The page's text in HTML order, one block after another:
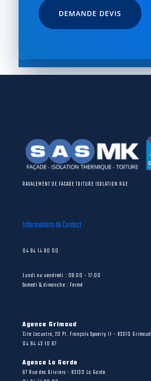
DEMANDE DEVIS
RAVALEMENT DE FACADE TOITURE ISOLATION RGE
Informations de Contact
04 94 14 90 00
Lundi au vendredi : 09:00 - 17:00
Samedi & dimanche : Fermé
Agence Grimaud
Cite Lacustre, 20 Pl. François Spoerry II - 83310 Grimaud
04 94 43 10 67
Agence La Garde
67 Rue des Oliviers - 83130 La Garde